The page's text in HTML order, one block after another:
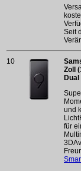
Seit
10
Zoll
und
für